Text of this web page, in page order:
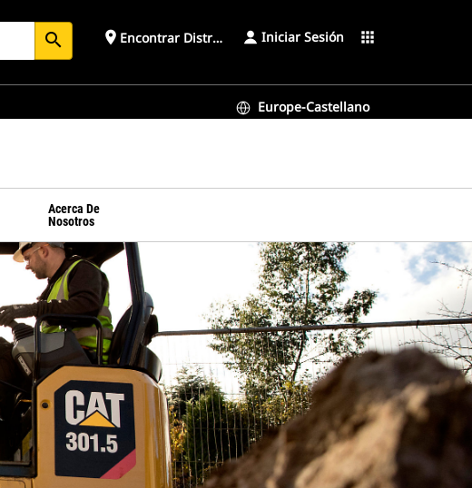
search place Encontrar Distribuidor Iniciar Sesión apps
Europe-Castellano
Acerca De
Nosotros